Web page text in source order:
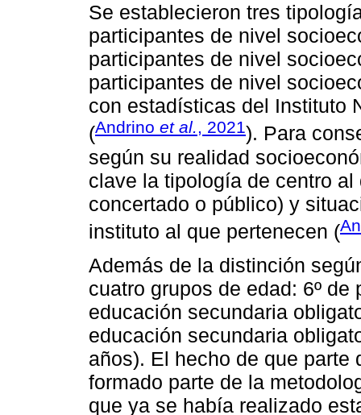
Se establecieron tres
participantes de nivel
participantes de nivel
participantes de nivel
con estadísticas del Instituto
(Andrino et al., 2021). Para
según su realidad
clave la tipología de centro
concertado o público) y
instituto al que pertenecen (
Además de la distinción
cuatro grupos de edad: 6º
educación secundaria
educación secundaria
años). El hecho de que
formado parte de la
que ya se había realizado